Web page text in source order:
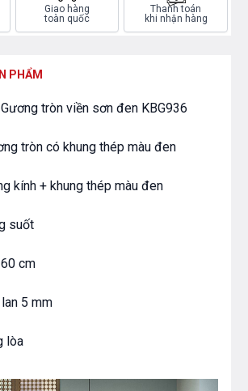
Giao hàng
toàn quốc
Thanh toán
khi nhận hàng
PHẨM
tròn viền sơn đen KBG936
tròn có khung thép màu đen
kính + khung thép màu đen
suốt
cm
5 mm
lòa